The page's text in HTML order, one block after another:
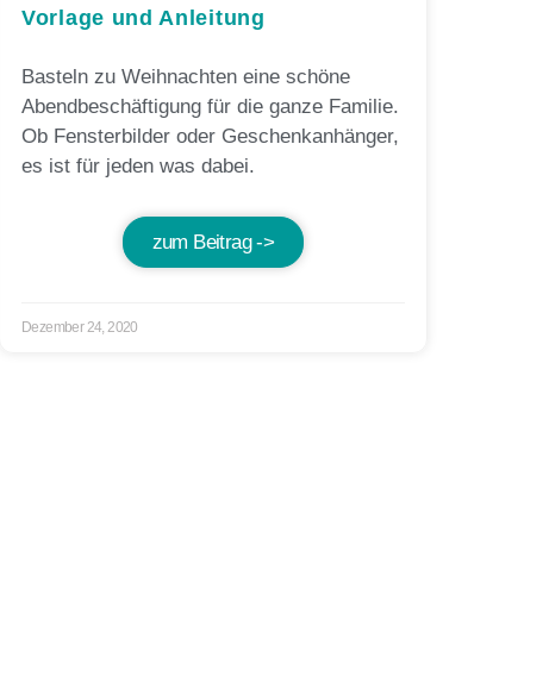
Vorlage und Anleitung
Basteln zu Weihnachten eine schöne
Abendbeschäftigung für die ganze Familie.
Ob Fensterbilder oder Geschenkanhänger,
es ist für jeden was dabei.
zum Beitrag ->
Dezember 24, 2020